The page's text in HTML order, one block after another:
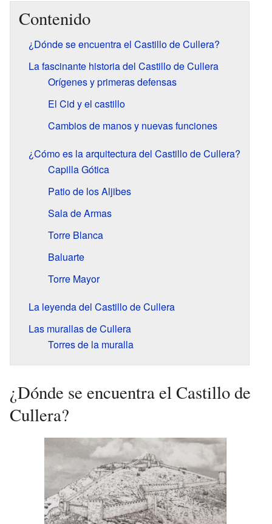
Contenido
¿Dónde se encuentra el Castillo de Cullera?
La fascinante historia del Castillo de Cullera
Orígenes y primeras defensas
El Cid y el castillo
Cambios de manos y nuevas funciones
¿Cómo es la arquitectura del Castillo de Cullera?
Capilla Gótica
Patio de los Aljibes
Sala de Armas
Torre Blanca
Baluarte
Torre Mayor
La leyenda del Castillo de Cullera
Las murallas de Cullera
Torres de la muralla
¿Dónde se encuentra el Castillo de
Cullera?